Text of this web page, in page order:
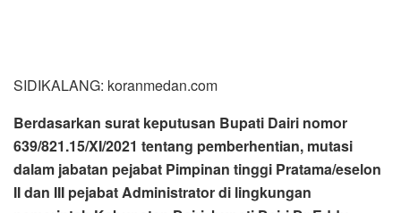
Prosesi acara mutasi jabatan dilakukan di gedung balai
budaya Pemkab Dairi, Sidikalang, Rabu (1/12/2021)
dihadiri mewakili Kapolres Dairi, mewakili Dandim 0206
Dairi dan mewakili Kajari Dairi serta undangan lainnya.
Dari 22 posisi yang dimutasi, jabatan Sekretaris daerah